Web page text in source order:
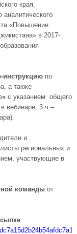
края,
аналитического
«Повышение
в 2017-
инструкцию по
а также
» с указанием общего
вебинаре, 3 ч –
и
региональных и
участвующие в
команды от